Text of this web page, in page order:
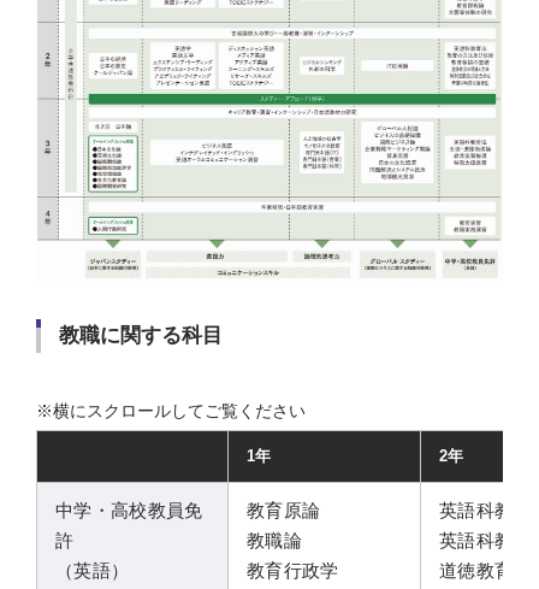
教職に関する科目
1年 2年
中学・高校教員免
許
（英語）
教育原論
教職論
教育行政学
英語科教
英語科教
道徳教育の